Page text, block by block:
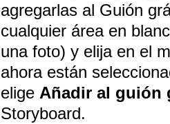
agregarlas al Guión
cualquier área en
una foto) y elija en el
ahora están
elige Añadir al guión
Storyboard.